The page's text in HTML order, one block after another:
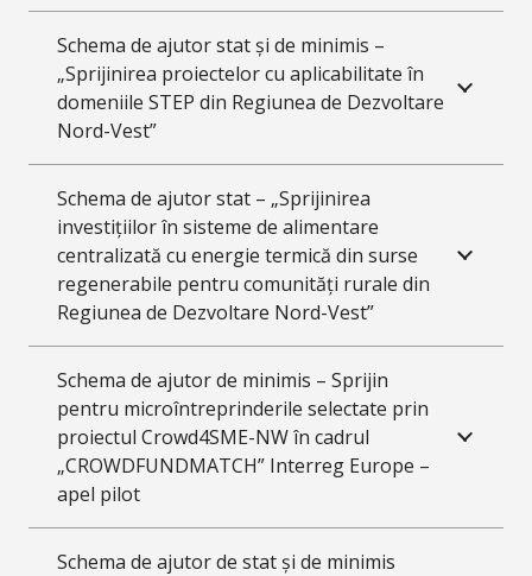
Schema de ajutor stat și de minimis –
„Sprijinirea proiectelor cu aplicabilitate în
domeniile STEP din Regiunea de Dezvoltare
Nord-Vest”
Schema de ajutor stat – „Sprijinirea
investițiilor în sisteme de alimentare
centralizată cu energie termică din surse
regenerabile pentru comunități rurale din
Regiunea de Dezvoltare Nord-Vest”
Schema de ajutor de minimis – Sprijin
pentru microîntreprinderile selectate prin
proiectul Crowd4SME-NW în cadrul
„CROWDFUNDMATCH” Interreg Europe –
apel pilot
Schema de ajutor de stat și de minimis